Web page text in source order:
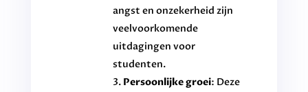
angst en onzekerheid zijn
veelvoorkomende
uitdagingen voor
studenten.
Persoonlijke groei: Deze